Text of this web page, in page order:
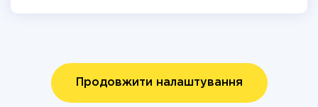
Продовжити налаштування